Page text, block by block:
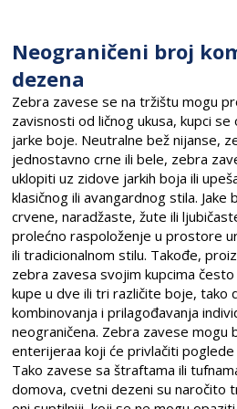
Neograničeni broj
dezena
Zebra zavese se na tržištu mogu
zavisnosti od ličnog ukusa, kupci se
jarke boje. Neutralne bež nijanse,
jednostavno crne ili bele, zebra
uklopiti uz zidove jarkih boja ili
klasičnog ili avangardnog stila.
crvene, naradžaste, žute ili
prolećno raspoloženje u prostore
ili tradicionalnom stilu. Takođe,
zebra zavesa svojim kupcima
kupe u dve ili tri različite boje, tako
kombinovanja i prilagođavanja
neograničena. Zebra zavese mogu
enterijeraa koji će privlačiti
Tako zavese sa štraftama ili
domova, cvetni dezeni su naročito